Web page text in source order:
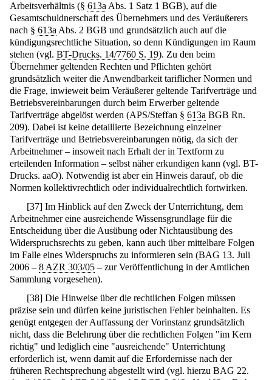
Arbeitsverhältnis (§ 613aAbs. 1 Satz 1 BGB), auf die
Gesamtschuldnerschaft des Übernehmers und des Veräußerers
nach § 613aAbs. 2 BGB und grundsätzlich auch auf die
kündigungsrechtliche Situation, so denn Kündigungen im Raum
stehen (vgl. BT-Drucks. 14/7760 S. 19). Zu den beim
Übernehmer geltenden Rechten und Pflichten gehört
grundsätzlich weiter die Anwendbarkeit tariflicher Normen und
die Frage, inwieweit beim Veräußerer geltende Tarifverträge und
Betriebsvereinbarungen durch beim Erwerber geltende
Tarifverträge abgelöst werden (APS/Steffan § 613a BGB Rn.
209). Dabei ist keine detaillierte Bezeichnung einzelner
Tarifverträge und Betriebsvereinbarungen nötig, da sich der
Arbeitnehmer – insoweit nach Erhalt der in Textform zu
erteilenden Information – selbst näher erkundigen kann (vgl. BT-
Drucks. aaO). Notwendig ist aber ein Hinweis darauf, ob die
Normen kollektivrechtlich oder individualrechtlich fortwirken.
[37] Im Hinblick auf den Zweck der Unterrichtung, dem
Arbeitnehmer eine ausreichende Wissensgrundlage für die
Entscheidung über die Ausübung oder Nichtausübung des
Widerspruchsrechts zu geben, kann auch über mittelbare Folgen
im Falle eines Widerspruchs zu informieren sein (BAG 13. Juli
2006 – 8 AZR 303/05 – zur Veröffentlichung in der Amtlichen
Sammlung vorgesehen).
[38] Die Hinweise über die rechtlichen Folgen müssen
präzise sein und dürfen keine juristischen Fehler beinhalten. Es
genügt entgegen der Auffassung der Vorinstanz grundsätzlich
nicht, dass die Belehrung über die rechtlichen Folgen "im Kern
richtig" und lediglich eine "ausreichende" Unterrichtung
erforderlich ist, wenn damit auf die Erfordernisse nach der
früheren Rechtsprechung abgestellt wird (vgl. hierzu BAG 22.